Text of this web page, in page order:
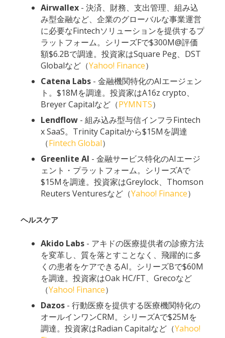
Airwallex - 決済、財務、支出管理、組み込
み型金融など、企業のグローバルな事業運営
に必要なFintechソリューションを提供するプ
ラットフォーム。シリーズFで$300M@評価
額$6.2Bで調達。投資家はSquare Peg、DST
Globalなど（Yahoo! Finance）
Catena Labs - 金融機関特化のAIエージェン
ト。$18Mを調達。投資家はA16z crypto、
Breyer Capitalなど（PYMNTS）
Lendflow - 組み込み型与信インフラFintech
x SaaS。Trinity Capitalから$15Mを調達
（Fintech Global）
Greenlite AI - 金融サービス特化のAIエージ
ェント・プラットフォーム。シリーズAで
$15Mを調達。投資家はGreylock、Thomson
Reuters Venturesなど（Yahoo! Finance）
ヘルスケア
Akido Labs - アキドの医療提供者の診療方法
を変革し、質を落とすことなく、飛躍的に多
くの患者をケアできるAI。シリーズBで$60M
を調達。投資家はOak HC/FT、Grecoなど
（Yahoo! Finance）
Dazos - 行動医療を提供する医療機関特化の
オールインワンCRM。シリーズAで$25Mを
調達。投資家はRadian Capitalなど（Yahoo!